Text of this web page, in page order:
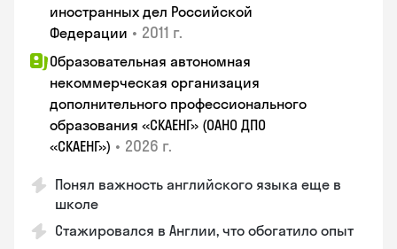
иностранных дел Российской
Федерации • 2011 г.
Образовательная автономная
некоммерческая организация
дополнительного профессионального
образования «СКАЕНГ» (ОАНО ДПО
«СКАЕНГ») • 2026 г.
Понял важность английского языка еще в
школе
Стажировался в Англии, что обогатило опыт